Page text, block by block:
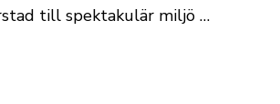
till spektakulär miljö …